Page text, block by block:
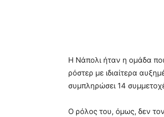
Η Νάπολι ήταν η ομάδα
ρόστερ με ιδιαίτερα
συμπληρώσει 14
Ο ρόλος του, όμως, δεν